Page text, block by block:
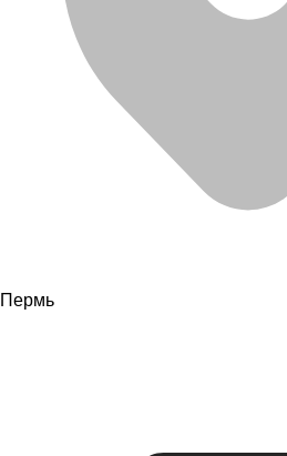
Пермь